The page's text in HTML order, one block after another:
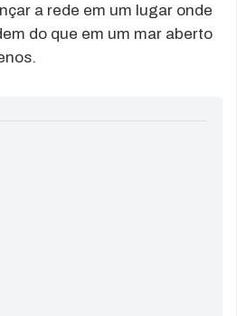
a rede em um lugar onde
do que em um mar aberto